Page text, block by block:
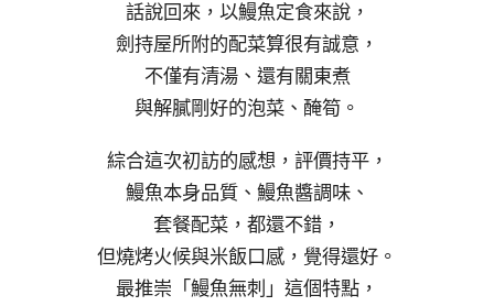
話說回來，以鰻魚定食來說，
劍持屋所附的配菜算很有誠意，
不僅有清湯、還有關東煮
與解膩剛好的泡菜、醃筍。
綜合這次初訪的感想，評價持平，
鰻魚本身品質、鰻魚醬調味、
套餐配菜，都還不錯，
但燒烤火候與米飯口感，覺得還好。
最推崇「鰻魚無刺」這個特點，